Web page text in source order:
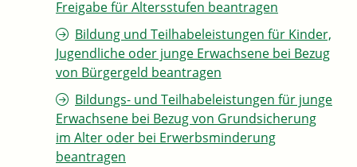
Freigabe für Altersstufen beantragen
Bildung und Teilhabeleistungen für Kinder,
Jugendliche oder junge Erwachsene bei Bezug
von Bürgergeld beantragen
Bildungs- und Teilhabeleistungen für junge
Erwachsene bei Bezug von Grundsicherung
im Alter oder bei Erwerbsminderung
beantragen